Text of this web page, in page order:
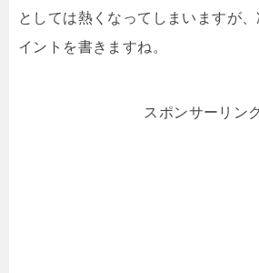
としては熱くなってしまいますが
イントを書きますね。
スポンサーリンク